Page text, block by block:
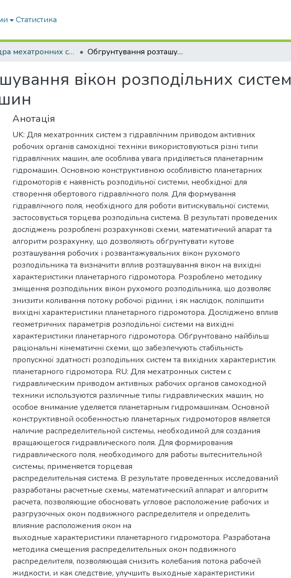
Статистика
Кафедра мехатронних систем тракторів та сільскогосподарських машин Обгрунтування розташування вікон розподільних систем планетарних гідромашин
вікон розподільних систем
Анотація
UK: Для мехатронних систем з гідравлічним приводом активних
робочих органів самохідної техніки використовуються різні типи
гідравлічних машин, але особлива увага приділяється планетарним
гідромашин. Основною конструктивною особливістю планетарних
гідромоторів є наявність розподільної системи, необхідної для
створення обертового гідравлічного поля. Для формування
гідравлічного поля, необхідного для роботи витискувальної системи,
застосовується торцева розподільна система. В результаті проведених
досліджень розроблені розрахункові схеми, математичний апарат та
алгоритм розрахунку, що дозволяють обґрунтувати кутове
розташування робочих і розвантажувальних вікон рухомого
розподільника та визначити вплив розташування вікон на вихідні
характеристики планетарного гідромотора. Розроблено методику
зміщення розподільних вікон рухомого розподільника, що дозволяє
знизити коливання потоку робочої рідини, і як наслідок, поліпшити
вихідні характеристики планетарного гідромотора. Досліджено вплив
геометричних параметрів розподільної системи на вихідні
характеристики планетарного гідромотора. Обґрунтовано найбільш
раціональні кінематичні схеми, що забезпечують стабільність
пропускної здатності розподільних систем та вихідних характеристик
планетарного гідромотора. RU: Для мехатронных систем с
гидравлическим приводом активных рабочих органов самоходной
техники используются различные типы гидравлических машин, но
особое внимание уделяется планетарным гидромашинам. Основной
конструктивной особенностью планетарных гидромоторов является
наличие распределительной системы, необходимой для создания
вращающегося гидравлического поля. Для формирования
гидравлического поля, необходимого для работы вытеснительной
системы, применяется торцевая
распределительная система. В результате проведенных исследований
разработаны расчетные схемы, математический аппарат и алгоритм
расчета, позволяющие обосновать угловое расположение рабочих и
разгрузочных окон подвижного распределителя и определить
влияние расположения окон на
выходные характеристики планетарного гидромотора. Разработана
методика смещения распределительных окон подвижного
распределителя, позволяющая снизить колебания потока рабочей
жидкости, и как следствие, улучшить выходные характеристики